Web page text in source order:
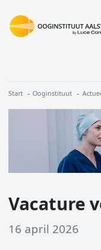
Kruimelpad
Start Ooginstituut
Vacature
16 april 2026